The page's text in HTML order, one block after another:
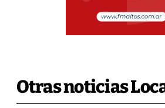
Otras noticias